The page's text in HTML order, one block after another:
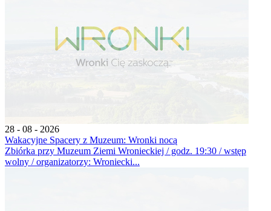
28 - 08 - 2026
Wakacyjne Spacery z Muzeum: Wronki nocą
Zbiórka przy Muzeum Ziemi Wronieckiej / godz. 19:30 / wstęp
wolny / organizatorzy: Wroniecki...